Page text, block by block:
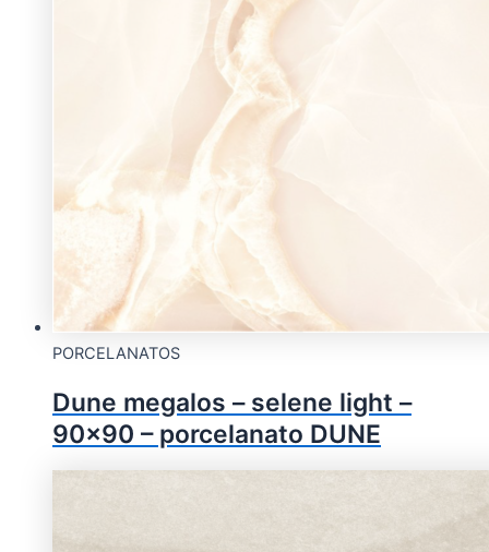
PORCELANATOS
Dune megalos – selene light –
90×90 – porcelanato DUNE